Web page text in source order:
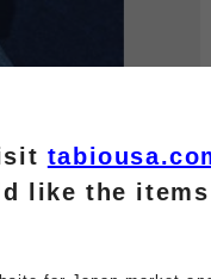
クス
like the